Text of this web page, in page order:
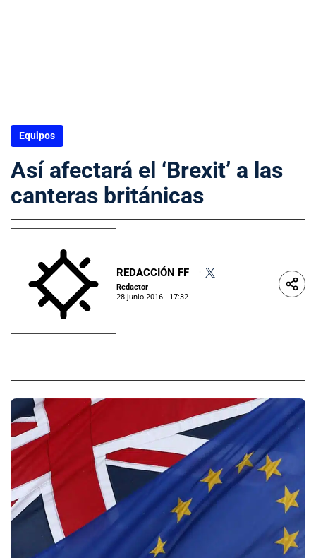
Equipos
Así afectará el ‘Brexit’ a las
canteras británicas
REDACCIÓN FF
Redactor
28 junio 2016 - 17:32